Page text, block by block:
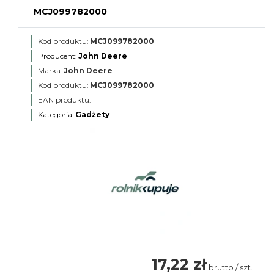
MCJ099782000
Kod produktu: MCJ099782000
Producent: John Deere
Marka: John Deere
Kod produktu: MCJ099782000
EAN produktu:
Kategoria: Gadżety
17,22 zł brutto / szt.